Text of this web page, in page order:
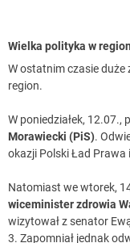
Wielka polityka w
W ostatnim czasie
region.
W poniedziałek, 12.07.,
Morawiecki (PiS).
okazji Polski Ład Prawa
Natomiast we wtorek,
wiceminister zdrowia
wizytował z senator
3. Zapomniał jednak